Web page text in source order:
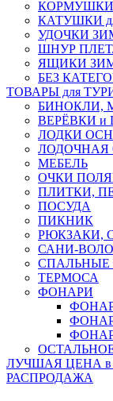
КАТУШКИ
УДОЧКИ
ШНУР
ЯЩИКИ
БЕЗ
ТОВАРЫ для
БИНОКЛИ,
ВЕРЁВКИ
ЛОДКИ
ЛОДОЧНАЯ
МЕБЕЛЬ
ОЧКИ
ПЛИТКИ,
ПОСУДА
ПИКНИК
РЮКЗАКИ,
САНИ-
ТЕРМОСА
ФОНАРИ
ЛУЧШАЯ ЦЕНА в
РАСПРОДАЖА